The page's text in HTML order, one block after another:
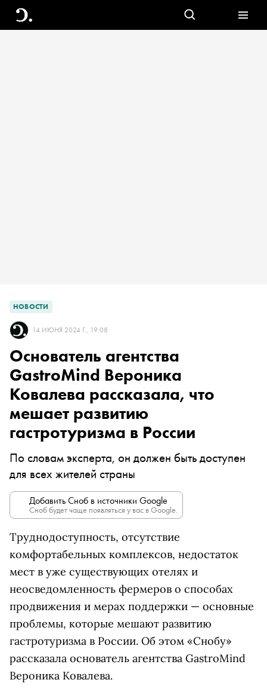
НОВОСТИ
14 ИЮНЯ 2024 Г., 19:08
Основатель агентства
GastroMind Вероника
Ковалева рассказала, что
мешает развитию
гастротуризма в России
По словам эксперта, он должен быть доступен
для всех жителей страны
Добавить Сноб в источники Google
Сноб будет чаще появляться у вас в Google.
Труднодоступность, отсутствие
комфортабельных комплексов, недостаток
мест в уже существующих отелях и
неосведомленность фермеров о способах
продвижения и мерах поддержки — основные
проблемы, которые мешают развитию
гастротуризма в России. Об этом «Снобу»
рассказала основатель агентства GastroMind
Вероника Ковалева.